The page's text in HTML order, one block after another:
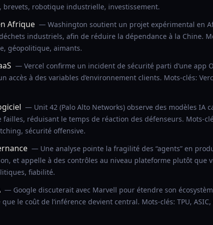
brevets, robotique industrielle, investissement.
Afrique — Washington soutient un projet expérimental en
industriels, afin de réduire la dépendance à la Chine.
géopolitique, aimants.
— Vercel confirme un incident de sécurité parti d’une app
accès à des variables d’environnement clients. Mots-clés:
— Unit 42 (Palo Alto Networks) observe des modèles IA
failles, réduisant le temps de réaction des défenseurs. Mots-
sécurité offensive.
— Une analyse pointe la fragilité des “agents” en
et appelle à des contrôles au niveau plateforme plutôt que
fiabilité.
— Google discuterait avec Marvell pour étendre son
le coût de l’inférence devient central. Mots-clés: TPU,